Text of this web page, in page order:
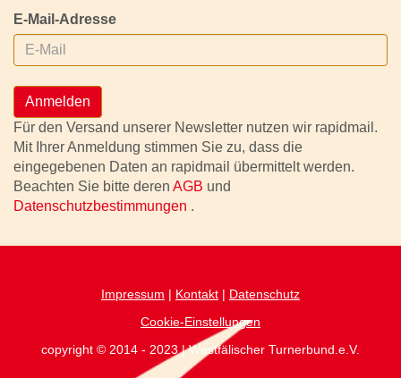
E-Mail-Adresse
Anmelden
Für den Versand unserer Newsletter nutzen wir rapidmail.
Mit Ihrer Anmeldung stimmen Sie zu, dass die
eingegebenen Daten an rapidmail übermittelt werden.
Beachten Sie bitte deren AGB und
Datenschutzbestimmungen .
Impressum | Kontakt | Datenschutz
Cookie-Einstellungen
copyright © 2014 - 2023 | Westfälischer Turnerbund.e.V.